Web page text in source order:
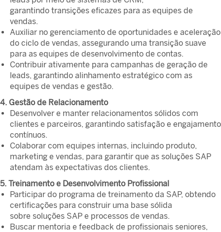
garantindo transições eficazes para as equipes de
vendas.
Auxiliar no gerenciamento de oportunidades e aceleração
do ciclo de vendas, assegurando uma transição suave
para as equipes de desenvolvimento de contas.
Contribuir ativamente para campanhas de geração de
leads, garantindo alinhamento estratégico com as
equipes de vendas e gestão.
4. Gestão de Relacionamento
Desenvolver e manter relacionamentos sólidos com
clientes e parceiros, garantindo satisfação e engajamento
contínuos.
Colaborar com equipes internas, incluindo produto,
marketing e vendas, para garantir que as soluções SAP
atendam às expectativas dos clientes.
5. Treinamento e Desenvolvimento Profissional
Participar do programa de treinamento da SAP, obtendo
certificações para construir uma base sólida
sobre soluções SAP e processos de vendas.
Buscar mentoria e feedback de profissionais seniores,